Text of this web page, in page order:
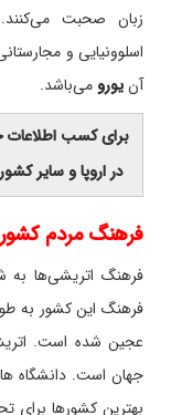
زبان صحبت می‌کنند.
اسلوونیایی و
آنیورو می‌باشد.
برای کسب اطلاعات
در اروپا و سایر
فرهنگ مردم
فرهنگ اتریشی‌ها به
فرهنگ این کشور به
عجین شده است.
جهان است. دانشگاه
بهترین کشورها